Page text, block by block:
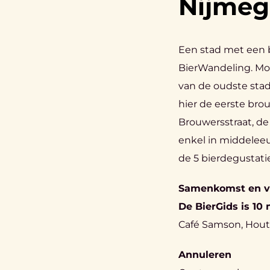
Een stad met een
BierWandeling.
van de oudste
hier de eerste
Brouwersstraat,
enkel in
de 5
Samenkomst en
De BierGids is
Café Samson,
Annuleren